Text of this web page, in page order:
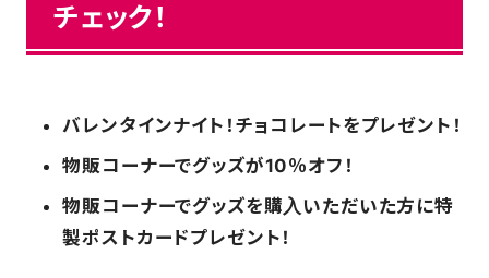
お問い合わせ
スクール体験・入会希望
FAQ
チェック！
バレンタインナイト！チョコレートをプレゼント！
物販コーナーでグッズが10％オフ！
物販コーナーでグッズを購入いただいた方に特
製ポストカードプレゼント！